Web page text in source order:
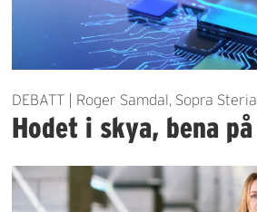
DEBATT | Roger Samdal, Sopra Steria
Hodet i skya, bena